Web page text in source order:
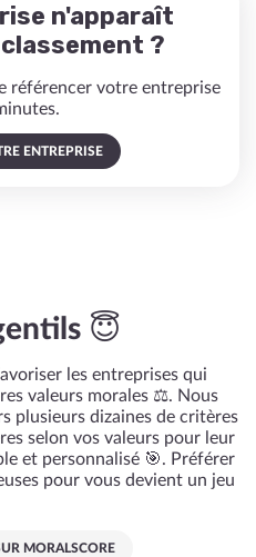
n'apparaît
?
référencer votre entreprise
ENTREPRISE
😇
les entreprises qui
valeurs morales ⚖️. Nous
plusieurs dizaines de critères
selon vos valeurs pour leur
et personnalisé 🎯. Préférer
pour vous devient un jeu
MORALSCORE